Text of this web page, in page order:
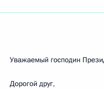
Уважаемый господин
Дорогой друг,